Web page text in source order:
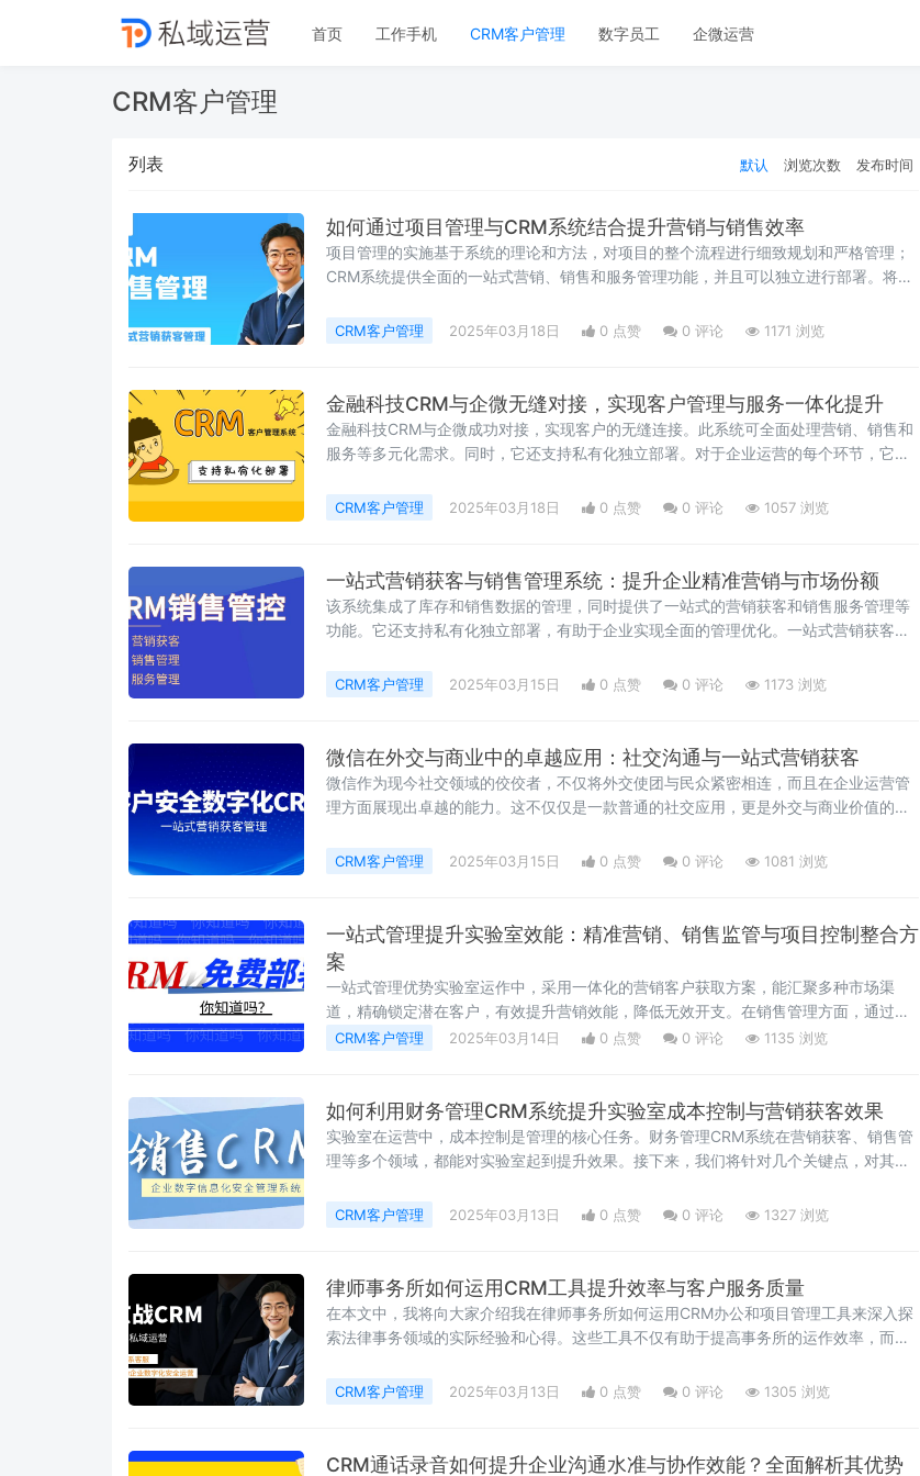
首页 工作手机 CRM客户管理 数字员工 企微运营
CRM客户管理
列表 默认 浏览次数 发布时间
如何通过项目管理与CRM系统结合提升营销与销售效率
项目管理的实施基于系统的理论和方法，对项目的整个流程进行细致规划和严格管理；
CRM系统提供全面的一站式营销、销售和服务管理功能，并且可以独立进行部署。将这
CRM客户管理 2025年03月18日 0 点赞 0 评论 1171 浏览
金融科技CRM与企微无缝对接，实现客户管理与服务一体化提升
金融科技CRM与企微成功对接，实现客户的无缝连接。此系统可全面处理营销、销售和
服务等多元化需求。同时，它还支持私有化独立部署。对于企业运营的每个环节，它都
CRM客户管理 2025年03月18日 0 点赞 0 评论 1057 浏览
一站式营销获客与销售管理系统：提升企业精准营销与市场份额
该系统集成了库存和销售数据的管理，同时提供了一站式的营销获客和销售服务管理等
功能。它还支持私有化独立部署，有助于企业实现全面的管理优化。一站式营销获客市
CRM客户管理 2025年03月15日 0 点赞 0 评论 1173 浏览
微信在外交与商业中的卓越应用：社交沟通与一站式营销获客
微信作为现今社交领域的佼佼者，不仅将外交使团与民众紧密相连，而且在企业运营管
理方面展现出卓越的能力。这不仅仅是一款普通的社交应用，更是外交与商业价值的完
CRM客户管理 2025年03月15日 0 点赞 0 评论 1081 浏览
一站式管理提升实验室效能：精准营销、销售监管与项目控制整合方
案
一站式管理优势实验室运作中，采用一体化的营销客户获取方案，能汇聚多种市场渠
道，精确锁定潜在客户，有效提升营销效能，降低无效开支。在销售管理方面，通过系
统可以对销售流程全面监管
CRM客户管理 2025年03月14日 0 点赞 0 评论 1135 浏览
如何利用财务管理CRM系统提升实验室成本控制与营销获客效果
实验室在运营中，成本控制是管理的核心任务。财务管理CRM系统在营销获客、销售管
理等多个领域，都能对实验室起到提升效果。接下来，我们将针对几个关键点，对其功
CRM客户管理 2025年03月13日 0 点赞 0 评论 1327 浏览
律师事务所如何运用CRM工具提升效率与客户服务质量
在本文中，我将向大家介绍我在律师事务所如何运用CRM办公和项目管理工具来深入探
索法律事务领域的实际经验和心得。这些工具不仅有助于提高事务所的运作效率，而且
CRM客户管理 2025年03月13日 0 点赞 0 评论 1305 浏览
CRM通话录音如何提升企业沟通水准与协作效能？全面解析其优势